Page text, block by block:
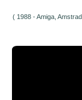
( 1988 - Amiga,